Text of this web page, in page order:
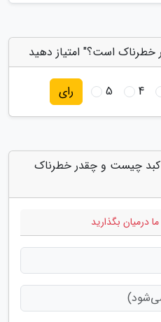
است؟" امتیاز دهید
4
5 رای
کبد چیست و چقدر خطرناک
درمیان بگذارید